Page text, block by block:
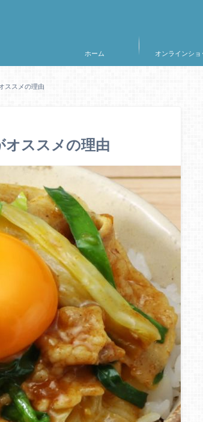
ホーム オンラインショ
ススメの理由
オススメの理由